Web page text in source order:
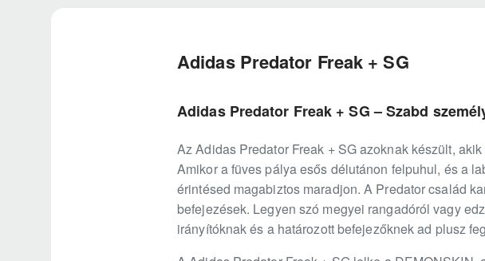
Adidas Predator Freak + SG
Adidas Predator Freak + SG – Szabd
Az Adidas Predator Freak + SG azoknak készült,
Amikor a füves pálya esős délutánon felpuhul, és a
érintésed magabiztos maradjon. A Predator család
befejezések. Legyen szó megyei rangadóról vagy
irányítóknak és a határozott befejezőknek ad plusz